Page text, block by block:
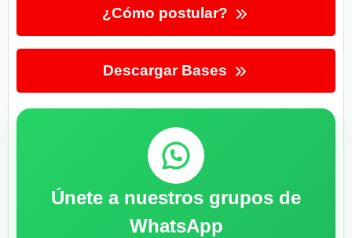
¿Cómo postular?
Descargar Bases
Únete a nuestros grupos de
WhatsApp